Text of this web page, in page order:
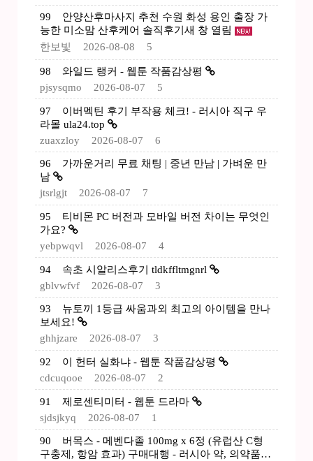
99
안양산후마사지 추천 수원 화성 용인 출장 가
능한 미소맘 산후케어 솔직후기새 창 열림
한보빛
2026-08-08 5
98
와일드 랭커 - 웹툰 작품감상평
pjsysqmo
2026-08-07 5
97
이버멕틴 후기 부작용 체크! - 러시아 직구 우
라몰 ula24.top
zuaxzloy
2026-08-07 6
96
가까운거리 무료 채팅 | 중년 만남 | 가벼운 만
남
jtsrlgjt
2026-08-07 7
95
티비몬 PC 버전과 모바일 버전 차이는 무엇인
가요?
yebpwqvl
2026-08-07 4
94
속초 시알리스후기 tldkffltmgnrl
gblvwfvf
2026-08-07 3
93
뉴토끼 1등급 싸움과외 최고의 아이템을 만나
보세요!
ghhjzare
2026-08-07 3
92
이 헌터 실화냐 - 웹툰 작품감상평
cdcuqooe
2026-08-07 2
91
제로센티미터 - 웹툰 드라마
sjdsjkyq
2026-08-07 1
90
버목스 - 메벤다졸 100mg x 6정 (유럽산 C형
구충제, 항암 효과) 구매대행 - 러시아 약, 의약품…